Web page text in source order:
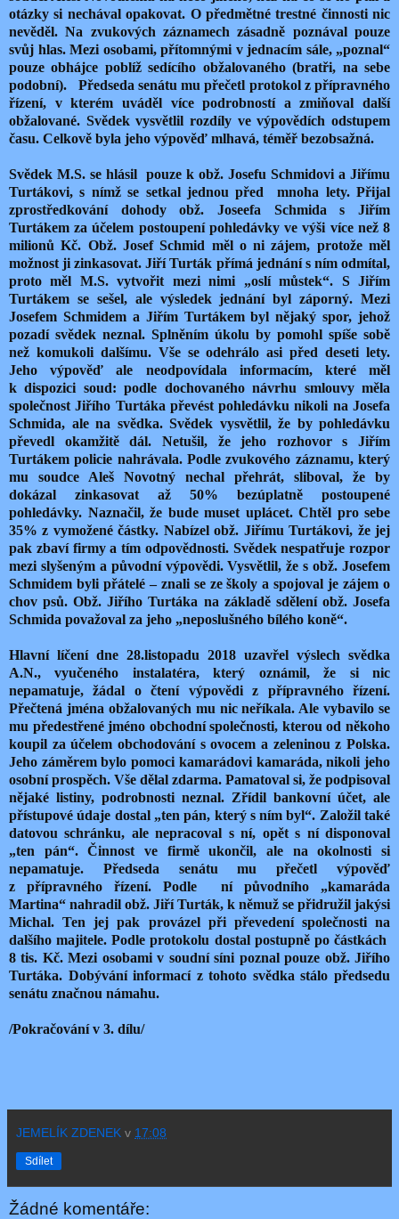
otázky si nechával opakovat. O předmětné trestné činnosti nic
nevěděl. Na zvukových záznamech zásadně poznával pouze
svůj hlas. Mezi osobami, přítomnými v jednacím sále, „poznal“
pouze obhájce poblíž sedícího obžalovaného (bratři, na sebe
podobní).
Předseda senátu mu přečetl protokol z přípravného
řízení, v kterém uváděl více podrobností a zmiňoval další
obžalované. Svědek vysvětlil rozdíly ve výpovědích odstupem
času. Celkově byla jeho výpověď mlhavá, téměř bezobsažná.
Svědek M.S. se hlásil pouze k obž. Josefu Schmidovi a Jiřímu
Turtákovi, s nímž se setkal jednou před
mnoha lety. Přijal
zprostředkování dohody obž. Joseefa Schmida s Jiřím
Turtákem za účelem postoupení pohledávky ve výši více než 8
milionů Kč. Obž. Josef Schmid měl o ni zájem, protože měl
možnost ji zinkasovat. Jiří Turták přímá jednání s ním odmítal,
proto měl M.S. vytvořit mezi nimi „oslí můstek“. S Jiřím
Turtákem se sešel, ale výsledek jednání byl záporný. Mezi
Josefem Schmidem a Jiřím Turtákem byl nějaký spor, jehož
pozadí svědek neznal. Splněním úkolu by pomohl spíše sobě
než komukoli dalšímu. Vše se odehrálo asi před deseti lety.
Jeho výpověď ale neodpovídala informacím, které měl
k dispozici soud: podle dochovaného návrhu smlouvy měla
společnost Jiřího Turtáka převést pohledávku nikoli na Josefa
Schmida, ale na svědka. Svědek vysvětlil, že by pohledávku
převedl okamžitě dál. Netušil, že jeho rozhovor s Jiřím
Turtákem policie nahrávala. Podle zvukového záznamu, který
mu soudce Aleš Novotný nechal přehrát, sliboval, že by
dokázal zinkasovat až 50% bezúplatně postoupené
pohledávky. Naznačil, že bude muset uplácet. Chtěl pro sebe
35% z vymožené částky. Nabízel obž. Jiřímu Turtákovi, že jej
pak zbaví firmy a tím odpovědnosti. Svědek nespatřuje rozpor
mezi slyšeným a původní výpovědi. Vysvětlil, že s obž. Josefem
Schmidem byli přátelé – znali se ze školy a spojoval je zájem o
chov psů. Obž. Jiřího Turtáka na základě sdělení obž. Josefa
Schmida považoval za jeho „neposlušného bílého koně“.
Hlavní líčení dne 28.listopadu 2018 uzavřel výslech svědka
A.N., vyučeného instalatéra, který oznámil, že si nic
nepamatuje, žádal o čtení výpovědi z přípravného řízení.
Přečtená jména obžalovaných mu nic neříkala. Ale vybavilo se
mu předestřené jméno obchodní společnosti, kterou od někoho
koupil za účelem obchodování s ovocem a zeleninou z Polska.
Jeho záměrem bylo pomoci kamarádovi kamaráda, nikoli jeho
osobní prospěch. Vše dělal zdarma. Pamatoval si, že podpisoval
nějaké listiny, podrobnosti neznal. Zřídil bankovní účet, ale
přístupové údaje dostal „ten pán, který s ním byl“. Založil také
datovou schránku, ale nepracoval s ní, opět s ní disponoval
„ten pán“. Činnost ve firmě ukončil, ale na okolnosti si
nepamatuje. Předseda senátu mu přečetl výpověď
z přípravného řízení. Podle
ní původního „kamaráda
Martina“ nahradil obž. Jiří Turták, k němuž se přidružil jakýsi
Michal. Ten jej pak provázel při převedení společnosti na
dalšího majitele. Podle protokolu dostal postupně po částkách
8 tis. Kč. Mezi osobami v soudní síni poznal pouze obž. Jiřího
Turtáka. Dobývání informací z tohoto svědka stálo předsedu
senátu značnou námahu.
/Pokračování v 3. dílu/
JEMELÍK ZDENEK v 17:08
Sdílet
Žádné komentáře: